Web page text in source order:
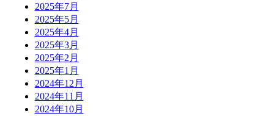
2025年7月
2025年5月
2025年4月
2025年3月
2025年2月
2025年1月
2024年12月
2024年11月
2024年10月